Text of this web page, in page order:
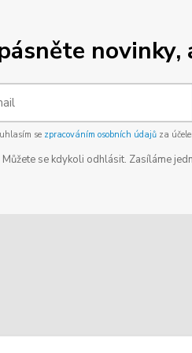
novinky,
se zpracováním osobních údajůza
Můžete se kdykoli odhlásit. Zasíláme